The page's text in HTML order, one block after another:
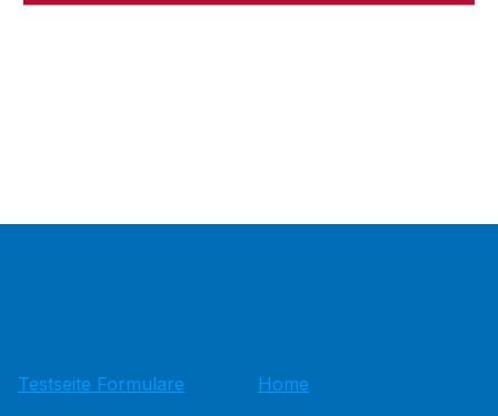
Testseite Formulare
Home